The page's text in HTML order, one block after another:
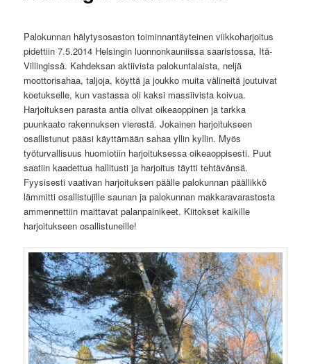
Palokunnan hälytysosaston toiminnantäyteinen viikkoharjoitus
pidettiin 7.5.2014 Helsingin luonnonkauniissa saaristossa, Itä-
Villingissä. Kahdeksan aktiivista palokuntalaista, neljä
moottorisahaa, taljoja, köyttä ja joukko muita välineitä joutuivat
koetukselle, kun vastassa oli kaksi massiivista koivua.
Harjoituksen parasta antia olivat oikeaoppinen ja tarkka
puunkaato rakennuksen vierestä. Jokainen harjoitukseen
osallistunut pääsi käyttämään sahaa yllin kyllin. Myös
työturvallisuus huomiotiin harjoituksessa oikeaoppisesti. Puut
saatiin kaadettua hallitusti ja harjoitus täytti tehtävänsä.
Fyysisesti vaativan harjoituksen päälle palokunnan päällikkö
lämmitti osallistujille saunan ja palokunnan makkaravarastosta
ammennettiin maittavat palanpainikeet. Kiitokset kaikille
harjoitukseen osallistuneille!